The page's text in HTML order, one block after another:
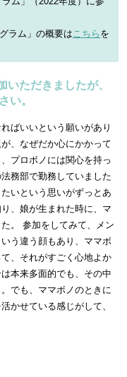
ラム」の概要はこちら を
ただきましたが、
い。
ばいいという願いがあり
、なぜだか心にかかって
プロボノには関心を持っ
務部で勤務していました
いという思いがずっとあ
、娘が生まれた時に、マ
。 参加をしてみて、メン
う違う顔もあり、ママボ
、それがすごく心地よか
本来多面的でも、その中
でも、ママボノのときに
かせている感じがして、